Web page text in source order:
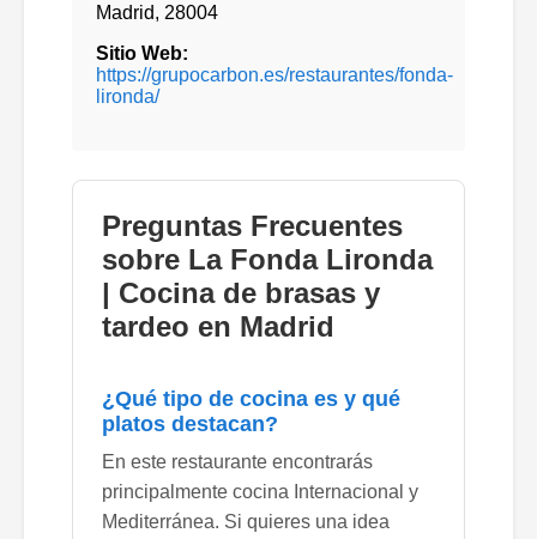
Madrid, 28004
Sitio Web:
https://grupocarbon.es/restaurantes/fonda-
lironda/
Preguntas Frecuentes
sobre La Fonda Lironda
| Cocina de brasas y
tardeo en Madrid
¿Qué tipo de cocina es y qué
platos destacan?
En este restaurante encontrarás
principalmente cocina Internacional y
Mediterránea. Si quieres una idea